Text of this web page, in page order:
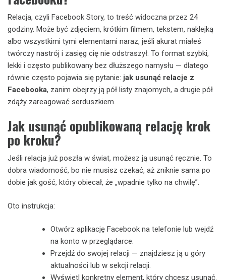
Relacja, czyli Facebook Story, to treść widoczna przez 24
godziny. Może być zdjęciem, krótkim filmem, tekstem, naklejką
albo wszystkimi tymi elementami naraz, jeśli akurat miałeś
twórczy nastrój i zasięg cię nie odstraszył. To format szybki,
lekki i często publikowany bez dłuższego namysłu — dlatego
równie często pojawia się pytanie: jak usunąć relacje z
Facebooka, zanim obejrzy ją pół listy znajomych, a drugie pół
zdąży zareagować serduszkiem.
Jak usunąć opublikowaną relację krok
po kroku?
Jeśli relacja już poszła w świat, możesz ją usunąć ręcznie. To
dobra wiadomość, bo nie musisz czekać, aż zniknie sama po
dobie jak gość, który obiecał, że „wpadnie tylko na chwilę”.
Oto instrukcja:
Otwórz aplikację Facebook na telefonie lub wejdź
na konto w przeglądarce.
Przejdź do swojej relacji — znajdziesz ją u góry
aktualności lub w sekcji relacji.
Wyświetl konkretny element, który chcesz usunąć.